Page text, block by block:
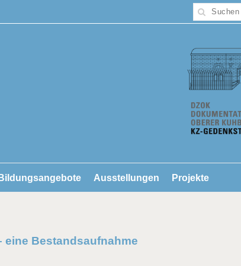
Ausstellungen Projekte
Bestandsaufnahme